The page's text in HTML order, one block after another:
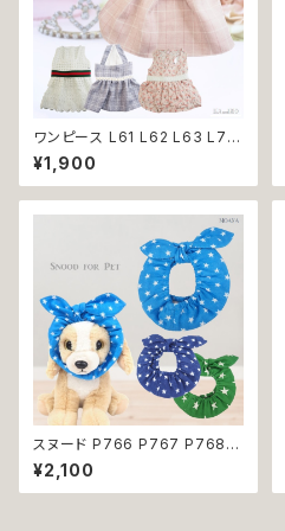
ワンピース L61 L62 L63 L70
ホワイト ピンク グレー フラミン
ゴ レース チェック 犬 猫 ペット
服 犬服 太ベルト ベルト おしゃ
り お呼ばれ お出かけ イベント
パーティー ワンピ dog ドッグ
ウェア 返品交換不可
¥1,900
スヌード P766 P767 P768
カチューシャ うさ耳 たれ耳 うさ
みみ ドッグウェア ドッグ ウェア
ドッグウエア 犬 猫 ペット 服 犬
¥2,100